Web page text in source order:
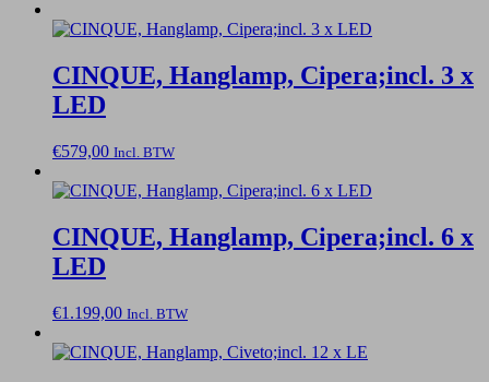
CINQUE, Hanglamp, Cipera;incl. 3 x
LED
€579,00 Incl. BTW
CINQUE, Hanglamp, Cipera;incl. 6 x
LED
€1.199,00 Incl. BTW